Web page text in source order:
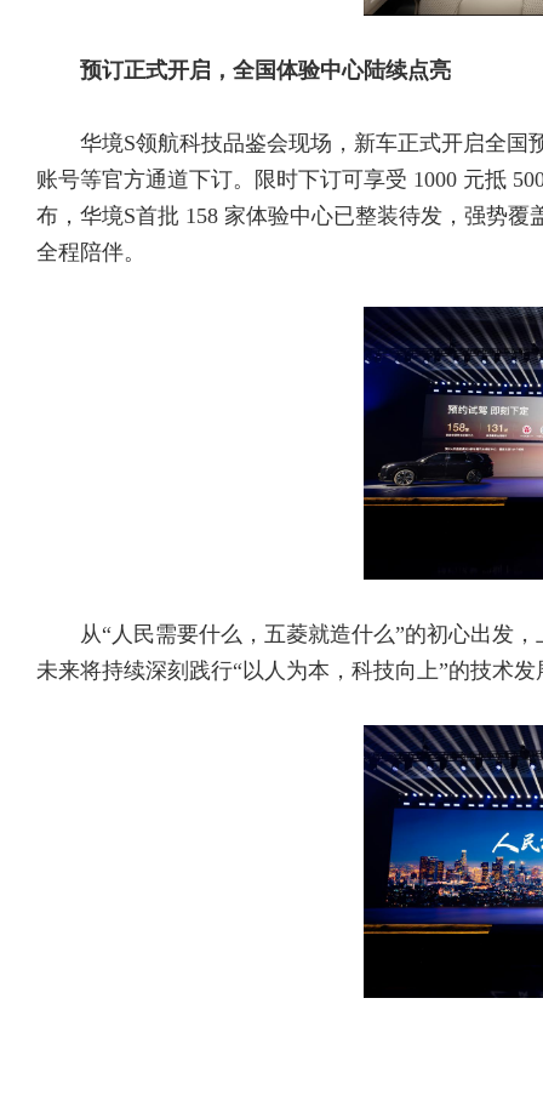
预订正式开启，全国体验中心陆续点亮
华境S领航科技品鉴会现场，新车正式开启全
账号等官方通道下订。限时下订可享受 1000 元抵
布，华境S首批 158 家体验中心已整装待发，强势
全程陪伴。
从“人民需要什么，五菱就造什么”的初心出发
未来将持续深刻践行“以人为本，科技向上”的技术